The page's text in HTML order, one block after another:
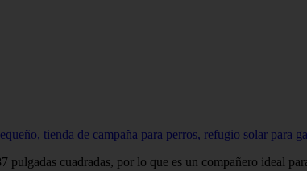
tienda de campaña para perros, refugio solar para
pulgadas cuadradas, por lo que es un compañero ideal